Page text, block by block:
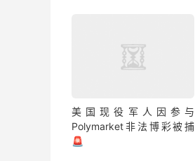
美国现役军人因参与
Polymarket非法博彩被捕
🚨